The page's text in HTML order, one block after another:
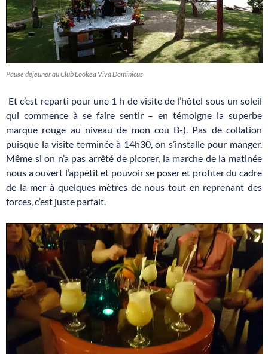
Pause déjeuner au Club Lookea Viva Dominicus
Et c’est reparti pour une 1 h de visite de l’hôtel sous un soleil
qui commence à se faire sentir – en témoigne la superbe
marque rouge au niveau de mon cou B-). Pas de collation
puisque la visite terminée à 14h30, on s’installe pour manger.
Même si on n’a pas arrêté de picorer, la marche de la matinée
nous a ouvert l’appétit et pouvoir se poser et profiter du cadre
de la mer à quelques mètres de nous tout en reprenant des
forces, c’est juste parfait.